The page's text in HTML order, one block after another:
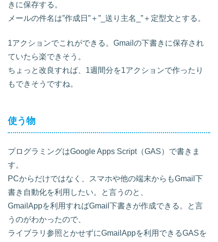
きに保存する。
メールの件名は”作成日”＋”_送り主名_”＋定型文とする。
1アクションでこれができる。Gmailの下書きに保存され
ていたら楽できそう。
ちょっと改良すれば、1週間分を1アクションで作ったり
もできそうですね。
使う物
プログラミングはGoogle Apps Script（GAS）で書きま
す。
PCからだけではなく、スマホや他の端末からもGmail下
書き自動化を利用したい。と言うのと、
GmailAppを利用すればGmail下書きが作成できる。と言
うのがわかったので、
ライブラリ参照とかせずにGmailAppを利用できるGASを